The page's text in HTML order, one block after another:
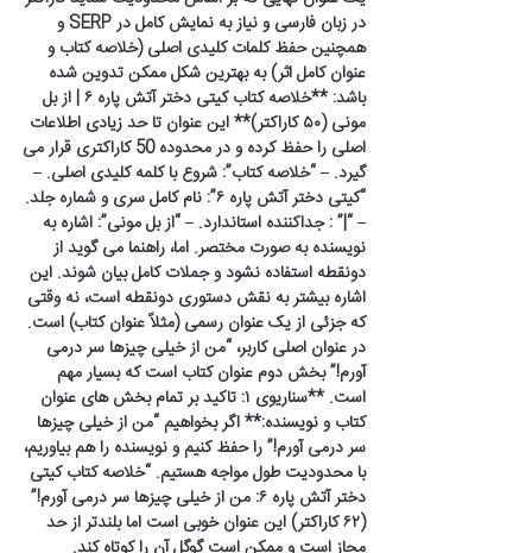
در زبان فارسی و نیاز به نمایش کامل در SERP و
همچنین حفظ کلمات کلیدی اصلی (خلاصه کتاب و
عنوان کامل اثر) به بهترین شکل ممکن تدوین شده
باشد: **خلاصه کتاب کیتی دختر آتش پاره ۶ | از بل
مونی (۵۰ کاراکتر)** این عنوان تا حد زیادی اطلاعات
اصلی را حفظ کرده و در محدوده 50 کاراکتری قرار می
گیرد. – “خلاصه کتاب”: شروع با کلمه کلیدی اصلی. –
“کیتی دختر آتش پاره ۶”: نام کامل سری و شماره جلد.
– “|” : جداکننده استاندارد. – “از بل مونی”: اشاره به
نویسنده به صورت مختصر. اما، راهنما می گوید از
دونقطه استفاده نشود و جملات کامل بیان شوند. این
اشاره بیشتر به نقش دستوری دونقطه است، نه وقتی
که جزئی از یک عنوان رسمی (مثلاً عنوان کتاب) است.
در عنوان اصلی کاربر، “من از خیلی چیزها سر درمی
آورم!” بخش دوم عنوان کتاب است که بسیار مهم
است. **سناریوی ۱: تاکید بر تمام بخش های عنوان
کتاب و نویسنده:** اگر بخواهیم “من از خیلی چیزها
سر درمی آورم!” را حفظ کنیم و نویسنده را هم بیاوریم،
با محدودیت طول مواجه هستیم. “خلاصه کتاب کیتی
دختر آتش پاره ۶: من از خیلی چیزها سر درمی آورم!”
(۶۲ کاراکتر) این عنوان خوبی است اما بلندتر از حد